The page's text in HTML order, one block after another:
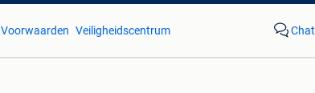
Voorwaarden Veiligheidscentrum Chat